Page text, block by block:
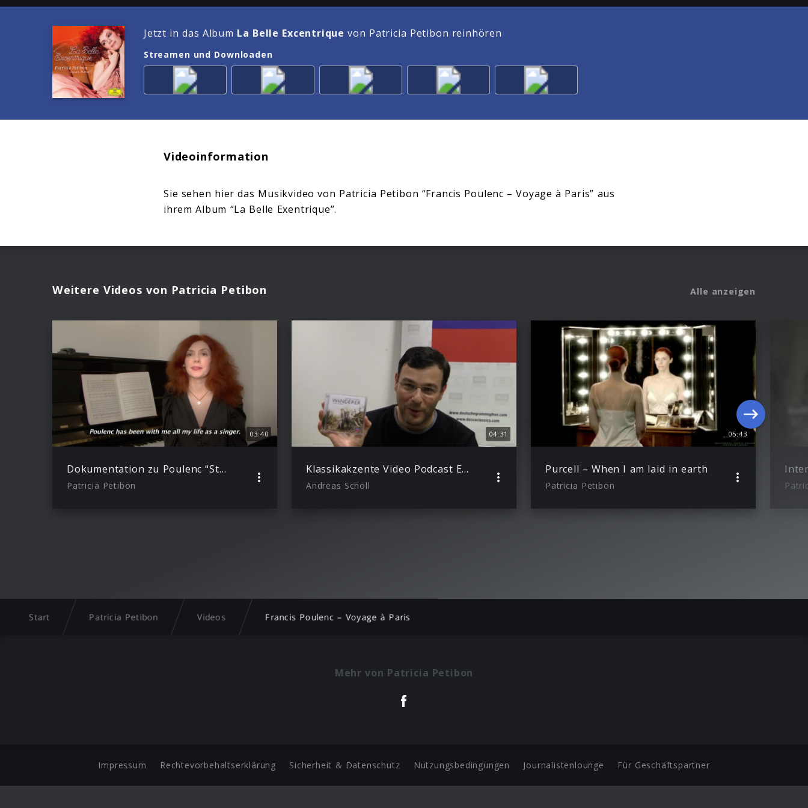
Jetzt in das Album La Belle Excentrique von Patricia Petibon reinhören
Streamen und Downloaden
Videoinformation
Sie sehen hier das Musikvideo von Patricia Petibon “Francis Poulenc – Voyage à Paris” aus
ihrem Album “La Belle Exentrique”.
Weitere Videos von Patricia Petibon Alle anzeigen
03:40
Dokumentation zu Poulenc “Stabat Mater”
Patricia Petibon
04:31
Klassikakzente Video Podcast Episode 18
Andreas Scholl
05:43
Purcell – When I am laid in earth
Patricia Petibon
Start Patricia Petibon Videos Francis Poulenc – Voyage à Paris
Mehr von Patricia Petibon
Impressum Rechtevorbehaltserklärung Sicherheit & Datenschutz Nutzungsbedingungen Journalistenlounge Für Geschäftspartner